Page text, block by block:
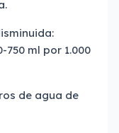
ml por 1.000
de agua de